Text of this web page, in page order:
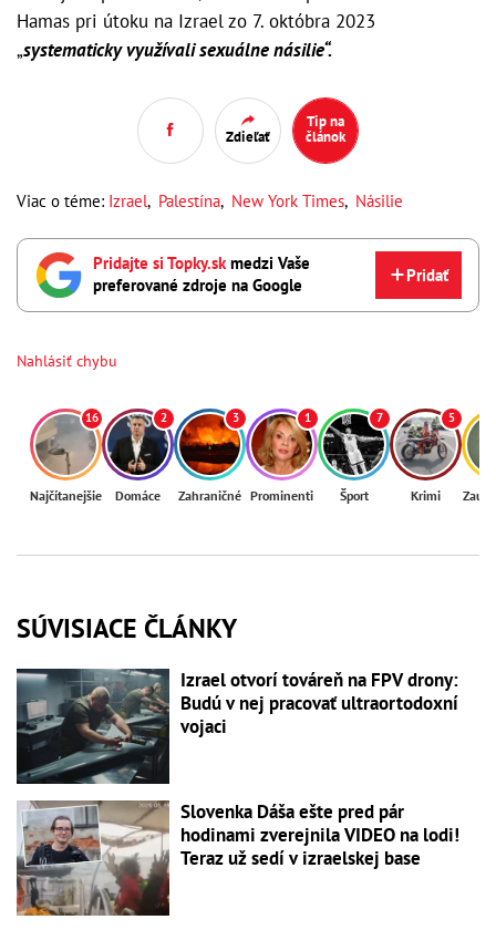
Hamas pri útoku na Izrael zo 7. októbra 2023
„systematicky využívali sexuálne násilie“.
Zdieľať
Tip na
článok
Viac o téme: Izrael, Palestína, New York Times, Násilie
Pridajte si Topky.skmedzi Vaše
preferované zdroje na Google
Pridať
Nahlásiť chybu
16
Najčítanejšie
2
Domáce
3
Zahraničné
1
Prominenti
7
Šport
5
Krimi
SÚVISIACE ČLÁNKY
Izrael otvorí továreň na FPV drony:
Budú v nej pracovať ultraortodoxní
vojaci
Slovenka Dáša ešte pred pár
hodinami zverejnila VIDEO na lodi!
Teraz už sedí v izraelskej base